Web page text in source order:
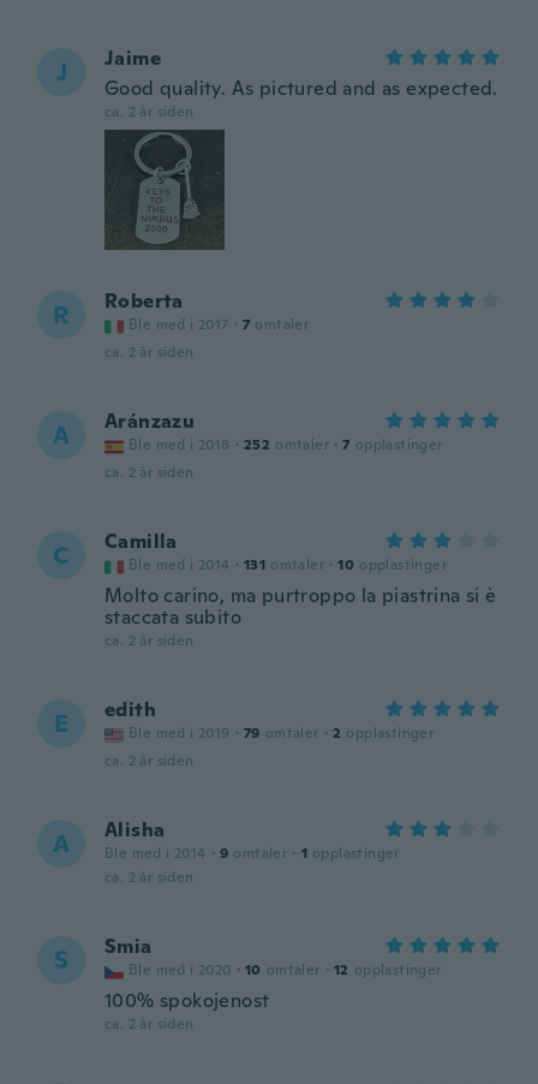
J
Jaime
Good quality. As pictured and as expected.
ca. 2 år siden
R Roberta
Ble med i 2017 · 7 omtaler
ca. 2 år siden
A Aránzazu
Ble med i 2018 · 252 omtaler · 7 opplastinger
ca. 2 år siden
C Camilla
Ble med i 2014 · 131 omtaler · 10 opplastinger
Molto carino, ma purtroppo la piastrina si è
staccata subito
ca. 2 år siden
E edith
Ble med i 2019 · 79 omtaler · 2 opplastinger
ca. 2 år siden
A Alisha
Ble med i 2014 · 9 omtaler · 1 opplastinger
ca. 2 år siden
S Smia
Ble med i 2020 · 10 omtaler · 12 opplastinger
100% spokojenost
ca. 2 år siden